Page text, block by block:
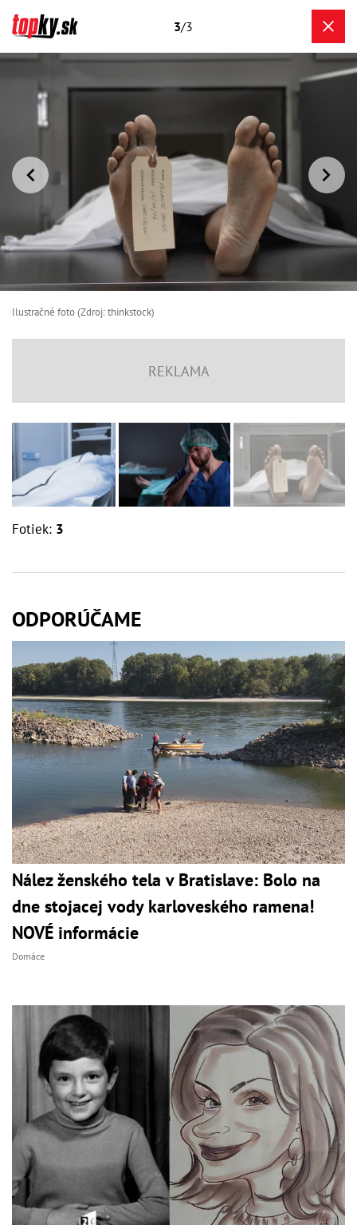
3/3
Ilustračné foto (Zdroj: thinkstock)
Fotiek: 3
ODPORÚČAME
Nález ženského tela v Bratislave: Bolo na
dne stojacej vody karloveského ramena!
NOVÉ informácie
Domáce